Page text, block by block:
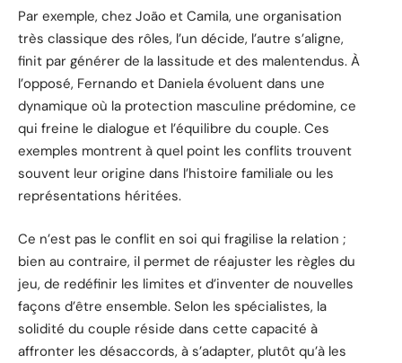
Par exemple, chez João et Camila, une organisation
très classique des rôles, l’un décide, l’autre s’aligne,
finit par générer de la lassitude et des malentendus. À
l’opposé, Fernando et Daniela évoluent dans une
dynamique où la protection masculine prédomine, ce
qui freine le dialogue et l’équilibre du couple. Ces
exemples montrent à quel point les conflits trouvent
souvent leur origine dans l’histoire familiale ou les
représentations héritées.
Ce n’est pas le conflit en soi qui fragilise la relation ;
bien au contraire, il permet de réajuster les règles du
jeu, de redéfinir les limites et d’inventer de nouvelles
façons d’être ensemble. Selon les spécialistes, la
solidité du couple réside dans cette capacité à
affronter les désaccords, à s’adapter, plutôt qu’à les